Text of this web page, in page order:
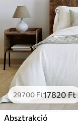
29700Ft17820Ft
Absztrakció